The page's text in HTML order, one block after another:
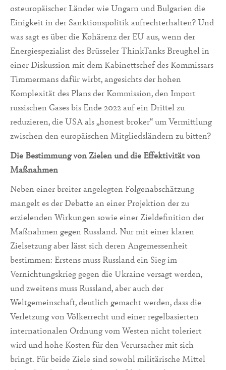
osteuropäischer Länder wie Ungarn und Bulgarien die
Einigkeit in der Sanktionspolitik aufrechterhalten? Und
was sagt es über die Kohärenz der EU aus, wenn der
Energiespezialist des Brüsseler ThinkTanks Breughel in
einer Diskussion mit dem Kabinettschef des Kommissars
Timmermans dafür wirbt, angesichts der hohen
Komplexität des Plans der Kommission, den Import
russischen Gases bis Ende 2022 auf ein Drittel zu
reduzieren, die USA als „honest broker“ um Vermittlung
zwischen den europäischen Mitgliedsländern zu bitten?
Die Bestimmung von Zielen und die Effektivität von
Maßnahmen
Neben einer breiter angelegten Folgenabschätzung
mangelt es der Debatte an einer Projektion der zu
erzielenden Wirkungen sowie einer Zieldefinition der
Maßnahmen gegen Russland. Nur mit einer klaren
Zielsetzung aber lässt sich deren Angemessenheit
bestimmen: Erstens muss Russland ein Sieg im
Vernichtungskrieg gegen die Ukraine versagt werden,
und zweitens muss Russland, aber auch der
Weltgemeinschaft, deutlich gemacht werden, dass die
Verletzung von Völkerrecht und einer regelbasierten
internationalen Ordnung vom Westen nicht toleriert
wird und hohe Kosten für den Verursacher mit sich
bringt. Für beide Ziele sind sowohl militärische Mittel